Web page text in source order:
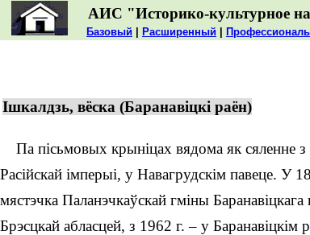
АИС "Историко-культурное
Базовый Расширенный
Ішкалдзь, вёска (Баранавіцкі раён)
Па пісьмовых крыніцах вядома як сяленне з
Расійскай імперыі, у Навагрудскім павеце. У
мястэчка Паланэчкаўскай гміны
Брэсцкай абласцей, з 1962 г. – у Баранавіцкім